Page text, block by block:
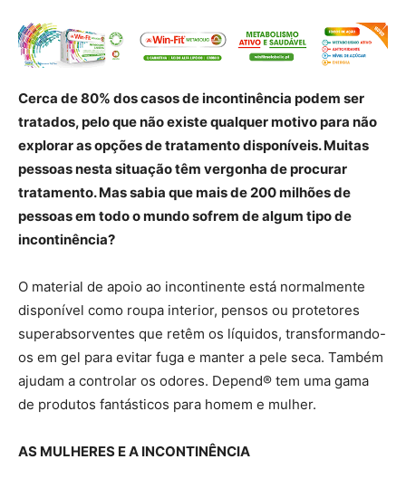
Cerca de 80% dos casos de incontinência podem ser
tratados, pelo que não existe qualquer motivo para não
explorar as opções de tratamento disponíveis. Muitas
pessoas nesta situação têm vergonha de procurar
tratamento. Mas sabia que mais de 200 milhões de
pessoas em todo o mundo sofrem de algum tipo de
incontinência?
O material de apoio ao incontinente está normalmente
disponível como roupa interior, pensos ou protetores
superabsorventes que retêm os líquidos, transformando-
os em gel para evitar fuga e manter a pele seca. Também
ajudam a controlar os odores. Depend® tem uma gama
de produtos fantásticos para homem e mulher.
AS MULHERES E A INCONTINÊNCIA